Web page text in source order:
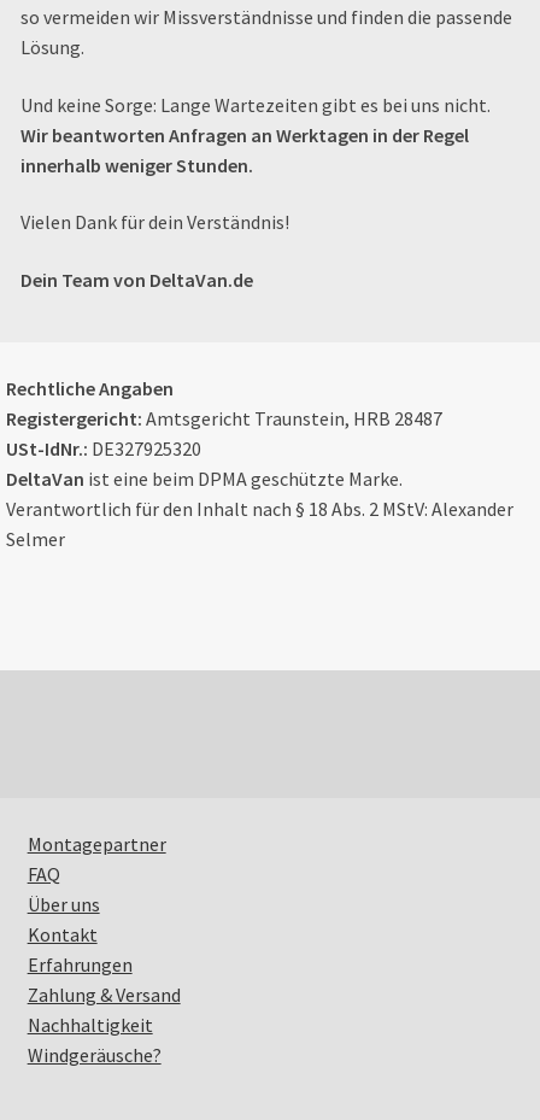
so vermeiden wir Missverständnisse und finden die passende
Lösung.
Und keine Sorge: Lange Wartezeiten gibt es bei uns nicht.
Wir beantworten Anfragen an Werktagen in der Regel
innerhalb weniger Stunden.
Vielen Dank für dein Verständnis!
Dein Team von DeltaVan.de
Rechtliche Angaben
Registergericht: Amtsgericht Traunstein, HRB 28487
USt-IdNr.: DE327925320
DeltaVan ist eine beim DPMA geschützte Marke.
Verantwortlich für den Inhalt nach § 18 Abs. 2 MStV: Alexander
Selmer
Montagepartner
FAQ
Über uns
Kontakt
Erfahrungen
Zahlung & Versand
Nachhaltigkeit
Windgeräusche?